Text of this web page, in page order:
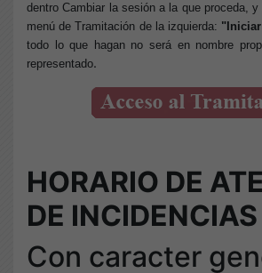
dentro Cambiar la sesión a la que proceda, y
menú de Tramitación de la izquierda:
todo lo que hagan no será en nombre
representado.
HORARIO DE
DE INCIDENCIAS
Con caracter